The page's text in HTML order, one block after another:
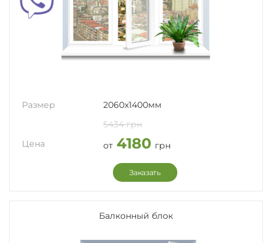
Размер
2060x1400мм
5434 грн
Цена
от 4180 грн
Заказать
Балконный блок